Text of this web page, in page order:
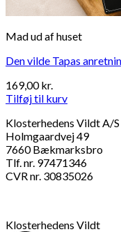
Mad ud af huset
Den vilde Tapas
169,00kr.
Tilføj til kurv
Klosterhedens Vildt A/S
Holmgaardvej 49
7660 Bækmarksbro
Tlf. nr. 97471346
CVR nr. 30835026
Klosterhedens Vildt